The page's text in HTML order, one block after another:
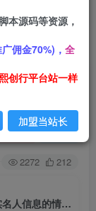
有无实名人
关注 私信
2272 212
【独家首发】抖音最新取消实名方法，有无实名人信息的情况下都可以取消实名，自测
本源码等资源，
佣金70%)， 全
创行平台站一样
加盟当站长